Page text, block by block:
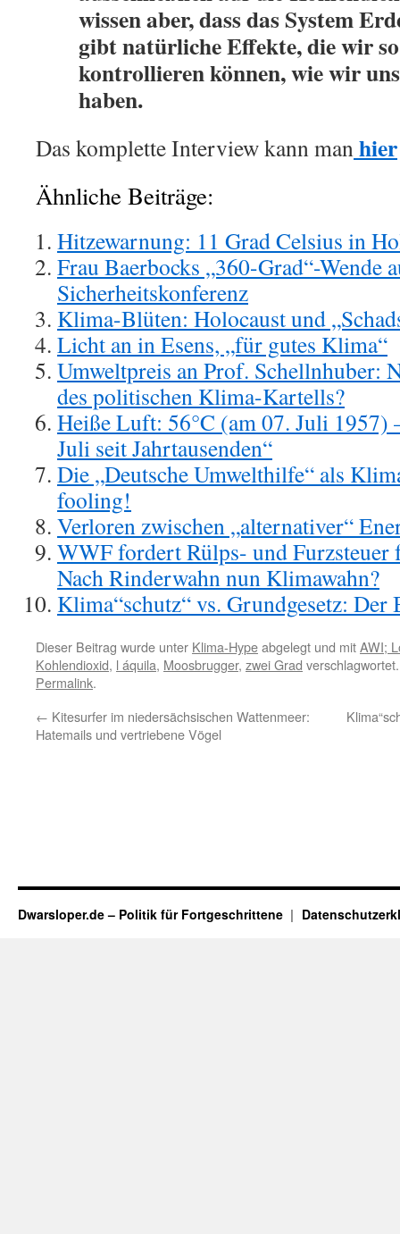
wissen aber, dass das System
gibt natürliche Effekte, die wir
kontrollieren können, wie wir
haben.
Das komplette Interview kann manhier
Ähnliche Beiträge:
Hitzewarnung: 11 Grad Celsius in
Frau Baerbocks „360-Grad“-Wende
Sicherheitskonferenz
Klima-Blüten: Holocaust und
Licht an in Esens, „für gutes Klima“
Umweltpreis an Prof. Schellnhuber:
des politischen Klima-Kartells?
Heiße Luft: 56°C (am 07. Juli 1957)
Juli seit Jahrtausenden“
Die „Deutsche Umwelthilfe“ als
fooling!
Verloren zwischen „alternativer“
WWF fordert Rülps- und Furzsteuer
Nach Rinderwahn nun Klimawahn?
Klima“schutz“ vs. Grundgesetz:
Dieser Beitrag wurde unter Klima-Hypeabgelegt und mitAWI;
Kohlendioxid, l áquila, Moosbrugger, zwei Grad
Permalink.
← Kitesurfer im niedersächsischen Wattenmeer:
Hatemails und vertriebene Vögel
Dwarsloper.de – Politik für Fortgeschrittene